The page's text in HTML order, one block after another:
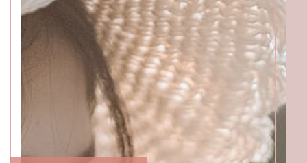
SALON INFO
GALLERY
BEAUTICIANS
MAKI MICHI SUMIRE
ACCESS